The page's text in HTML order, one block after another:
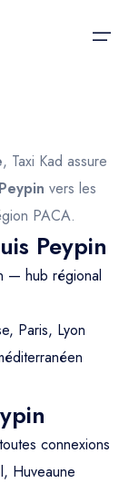
, Taxi Kad assure
Peypin vers les
PACA.
Peypin
— hub régional
Paris, Lyon
connexions
Huveaune